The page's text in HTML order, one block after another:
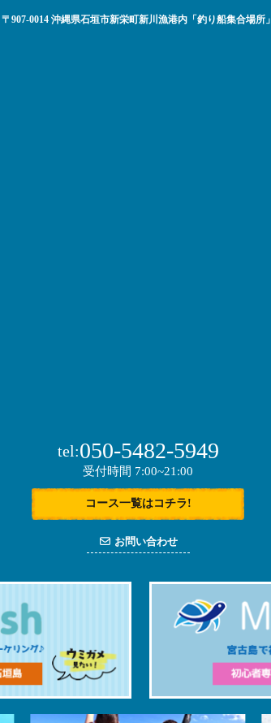
〒907-0014 沖縄県石垣市新栄町新川漁港内「釣り船集合場所」
tel:050-5482-5949
受付時間 7:00~21:00
コース一覧はコチラ!
お問い合わせ